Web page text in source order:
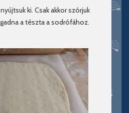
ki. Csak akkor szórjuk
a tészta a sodrófához.